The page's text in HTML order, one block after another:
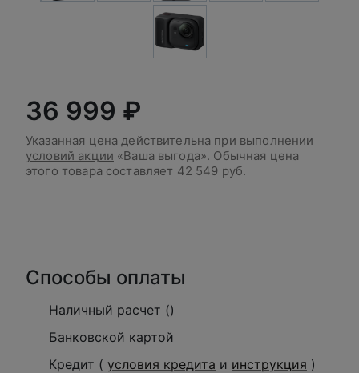
36 999 ₽
Указанная цена действительна при выполнении
условий акции «Ваша выгода». Обычная цена
этого товара составляет 42 549 руб.
Способы оплаты
Наличный расчет ()
Банковской картой
Кредит ( условия кредита и инструкция )